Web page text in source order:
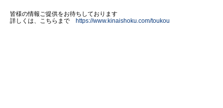
皆様の情報ご提供をお待ちしております
詳しくは、こちらまで https://www.kinaishoku.com/toukou